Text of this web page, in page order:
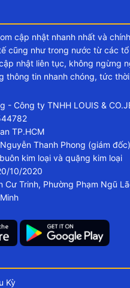
cập nhật nhanh nhất và
cũng như trong nước từ các
nhật liên tục, không ngừng
thông tin nhanh chóng, tức
- Công ty TNHH LOUIS &
TP.HCM
Thanh Phong (giám đốc)
kim loại và quặng kim loại
10/2020
Trinh, Phường Phạm Ngũ
Kỳ